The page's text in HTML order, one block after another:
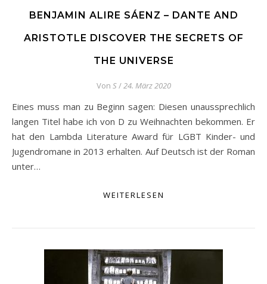
BENJAMIN ALIRE SÁENZ – DANTE AND
ARISTOTLE DISCOVER THE SECRETS OF
THE UNIVERSE
Von S/24. März 2020
Eines muss man zu Beginn sagen: Diesen unaussprechlich
langen Titel habe ich von D zu Weihnachten bekommen. Er
hat den Lambda Literature Award für LGBT Kinder- und
Jugendromane in 2013 erhalten. Auf Deutsch ist der Roman
unter…
WEITERLESEN